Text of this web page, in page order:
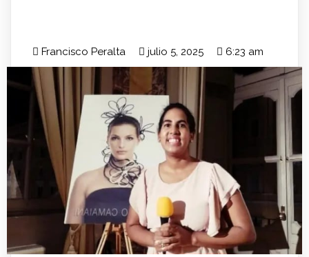
Francisco Peralta julio 5, 2025 6:23 am